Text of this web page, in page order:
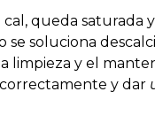
queda saturada
soluciona
limpieza y el
y dar